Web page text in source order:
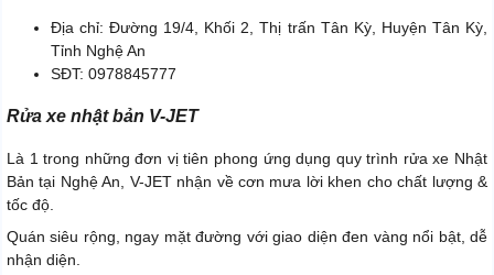
Địa chỉ: Đường 19/4, Khối 2, Thị trấn Tân Kỳ, Huyện Tân Kỳ,
Tỉnh Nghệ An
SĐT: 0978845777
Rửa xe nhật bản V-JET
Là 1 trong những đơn vị tiên phong ứng dụng quy trình rửa xe Nhật
Bản tại Nghệ An, V-JET nhận về cơn mưa lời khen cho chất lượng &
tốc độ.
Quán siêu rộng, ngay mặt đường với giao diện đen vàng nổi bật, dễ
nhận diện.